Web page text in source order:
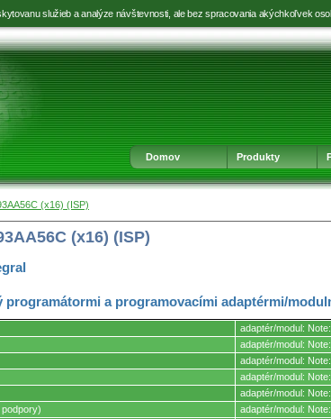
služieb a analýze návštevnosti, ale bez spracovania akýchkoľvek
na
na
na
na
v
päte
Domov Produkty
(x16) (ISP)
(x16) (ISP)
programátormi a programovacími adaptérmi/
adaptér/modul:
adaptér/modul:
adaptér/modul:
adaptér/modul:
adaptér/modul:
adaptér/modul: